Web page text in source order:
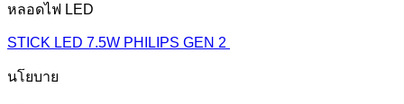
หลอดไฟ LED
STICK LED 7.5W PHILIPS GEN 2
นโยบาย